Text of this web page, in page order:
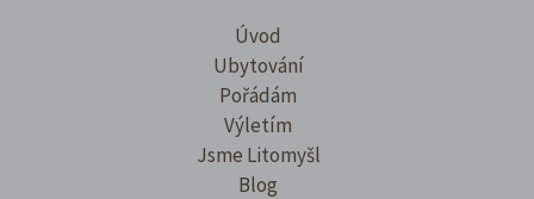
Úvod
Ubytování
Pořádám
Výletím
Jsme Litomyšl
Blog